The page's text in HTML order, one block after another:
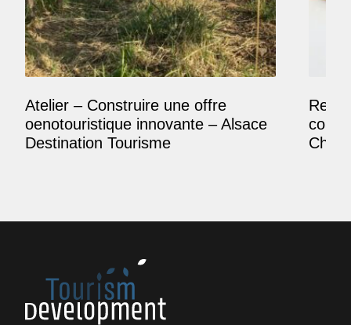
Atelier – Construire une offre
oenotouristique innovante – Alsace
Destination Tourisme